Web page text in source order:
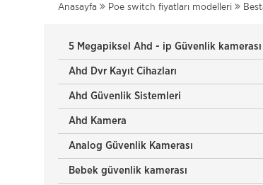
Anasayfa Poe switch fiyatları modelleri
5 Megapiksel Ahd - ip Güvenlik kamerası
Ahd Dvr Kayıt Cihazları
Ahd Güvenlik Sistemleri
Ahd Kamera
Analog Güvenlik Kamerası
Bebek güvenlik kamerası